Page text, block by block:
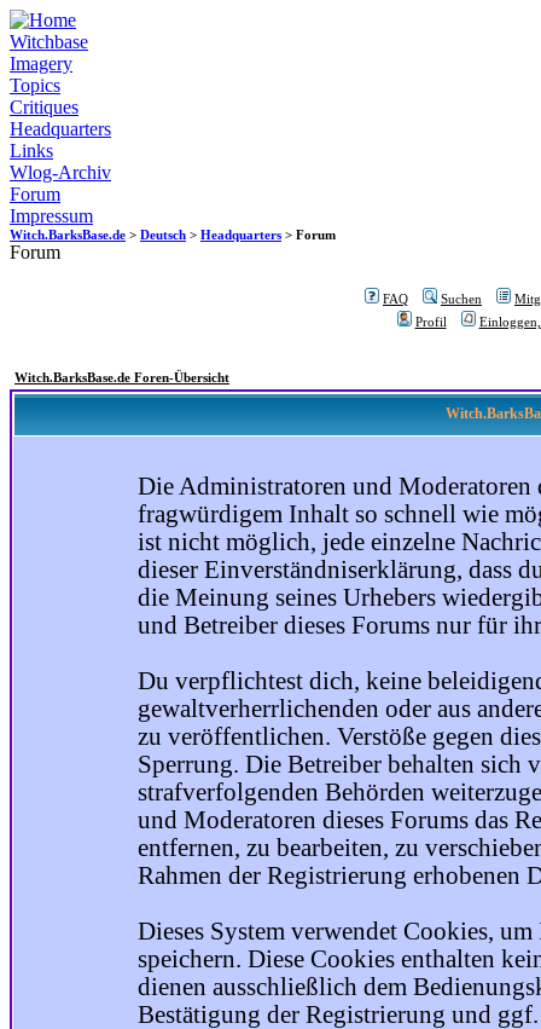
Witchbase
Imagery
Topics
Critiques
Headquarters
Links
Wlog-Archiv
Forum
Impressum
Witch.BarksBase.de > Deutsch > Headquarters > Forum
Forum
FAQ Suchen
Profil
Witch.BarksBase.de Foren-Übersicht
Die Administratoren und Moderatoren
fragwürdigem Inhalt so schnell wie
ist nicht möglich, jede einzelne
dieser Einverständniserklärung, dass
die Meinung seines Urhebers
und Betreiber dieses Forums nur für
Du verpflichtest dich, keine
gewaltverherrlichenden oder aus
zu veröffentlichen. Verstöße gegen
Sperrung. Die Betreiber behalten sich
strafverfolgenden Behörden
und Moderatoren dieses Forums das
entfernen, zu bearbeiten, zu
Rahmen der Registrierung erhobenen
Dieses System verwendet Cookies,
speichern. Diese Cookies enthalten
dienen ausschließlich dem
Bestätigung der Registrierung und ggf.